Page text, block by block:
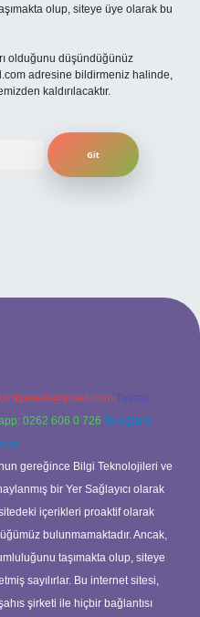
olup, siteye üye olarak bu
olduğunu düşündüğünüz
adresine bildirmeniz halinde,
kaldırılacaktır.
Teams:
0262 606 0 726 Telegram:
gereğince Bilgi Teknolojileri ve
bir Yer Sağlayıcı olarak
içerikleri proaktif olarak
bulunmamaktadır. Ancak,
taşımakta olup, siteye
sayılırlar. Bu internet sitesi,
şirketi ile hiçbir bağlantısı